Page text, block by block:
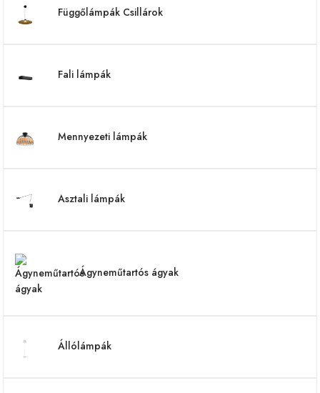
Függőlámpák Csillárok
Fali lámpák
Mennyezeti lámpák
Asztali lámpák
Ágyneműtartós ágyak
Állólámpák